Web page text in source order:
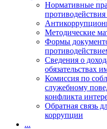
Нормативные
Методические
Формы
Сведения о
обязательствах
Комиссия по
служебному
конфликта
Обратная связь
коррупции
...